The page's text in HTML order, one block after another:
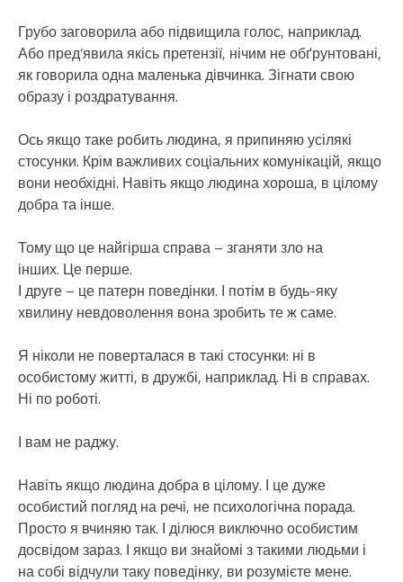
Грубо заговорила або підвищила голос, наприклад.
Або пред’явила якісь претензії, нічим не обґрунтовані,
як говорила одна маленька дівчинка. Зігнати свою
образу і роздратування.
Ось якщо таке робить людина, я припиняю усілякі
стосунки. Крім важливих соціальних комунікацій, якщо
вони необхідні. Навіть якщо людина хороша, в цілому
добра та інше.
Тому що це найгірша справа – зганяти зло на
інших. Це перше.
І друге – це патерн поведінки. І потім в будь-яку
хвилину невдоволення вона зробить те ж саме.
Я ніколи не поверталася в такі стосунки: ні в
особистому житті, в дружбі, наприклад. Ні в справах.
Ні по роботі.
І вам не раджу.
Навіть якщо людина добра в цілому. І це дуже
особистий погляд на речі, не психологічна порада.
Просто я вчиняю так. І ділюся виключно особистим
досвідом зараз. І якщо ви знайомі з такими людьми і
на собі відчули таку поведінку, ви розумієте мене.